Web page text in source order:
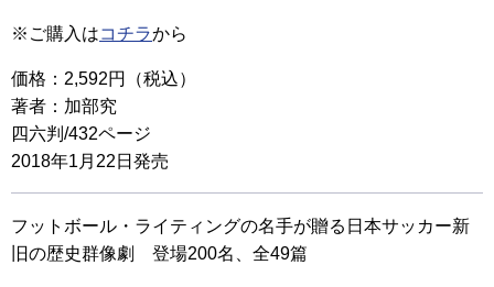
※ご購入はコチラから
価格：2,592円（税込）
著者：加部究
四六判/432ページ
2018年1月22日発売
フットボール・ライティングの名手が贈る日本サッカー新
旧の歴史群像劇 登場200名、全49篇